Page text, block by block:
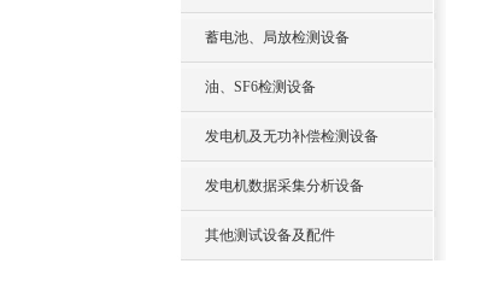
蓄电池、局放检测设备
油、SF6检测设备
发电机及无功补偿检测设备
发电机数据采集分析设备
其他测试设备及配件